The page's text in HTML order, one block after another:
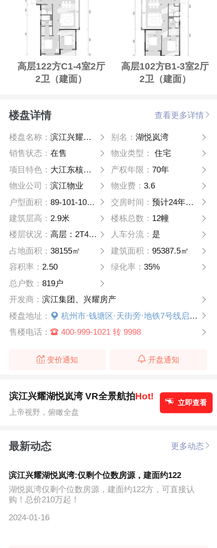
高层122方C1-4室2厅
2卫（建面）
高层102方B1-3室2厅
2卫（建面）
楼盘详情 查看更多详情
楼盘名称：滨江兴耀湖悦岚湾 别名： 湖悦岚湾
销售状态：在售 物业类型：
住宅
项目特色： 大江东核心区 产权年限： 70年
物业公司：滨江物业 物业费： 3.6
户型面积：89-101-102-122-135 交房时间： 预计24年年底
建筑层高：2.9米 楼栋总数： 12幢
楼层状况： 高层：2T4、小高层：1T2 楼层：11-27F 人车分流： 是
占地面积：38155㎡ 建筑面积： 95387.5㎡
容积率：2.50 绿化率： 35%
总户数：819户
开发商：滨江集团、兴耀房产
楼盘地址：
杭州市·钱塘区·天街旁·地铁7号线启成路站往西约800米
售楼电话：
400-999-1021 转 9998
变价通知 开盘通知
滨江兴耀湖悦岚湾 VR全景航拍Hot!
上帝视野，俯瞰全盘
立即查看
最新动态 更多动态
滨江兴耀湖悦岚湾:仅剩个位数房源，建面约122
湖悦岚湾仅剩个位数房源，建面约122方，可直接认
购！总价210万起！
2024-01-16